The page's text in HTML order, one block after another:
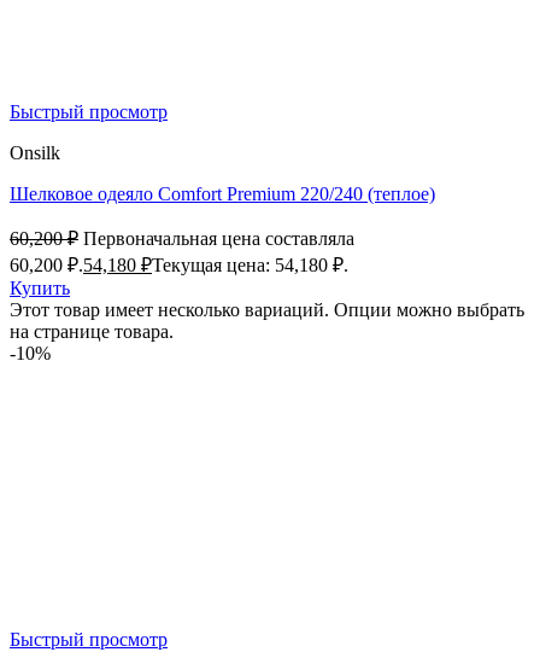
Быстрый просмотр
Onsilk
Шелковое одеяло Comfort Premium 220/240 (теплое)
60,200₽ Первоначальная цена составляла
60,200 ₽.54,180 ₽Текущая цена: 54,180 ₽.
Купить
Этот товар имеет несколько вариаций. Опции можно выбрать
на странице товара.
-10%
Быстрый просмотр